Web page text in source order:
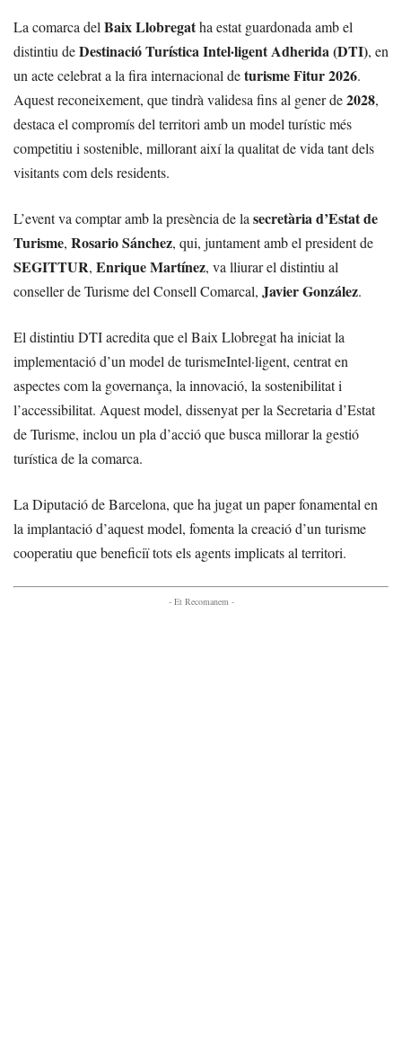
La comarca del Baix Llobregatha estat guardonada amb el
distintiu deDestinació Turística Intel·ligent Adherida (DTI), en
un acte celebrat a la fira internacional deturisme Fitur 2026.
Aquest reconeixement, que tindrà validesa fins al gener de2028,
destaca el compromís del territori amb un model turístic més
competitiu i sostenible, millorant així la qualitat de vida tant dels
visitants com dels residents.
L’event va comptar amb la presència de la secretària d’Estat de
Turisme, Rosario Sánchez, qui, juntament amb el president de
SEGITTUR, Enrique Martínez, va lliurar el distintiu al
conseller de Turisme del Consell Comarcal, Javier González.
El distintiu DTI acredita que el Baix Llobregat ha iniciat la
implementació d’un model de turismeIntel·ligent, centrat en
aspectes com la governança, la innovació, la sostenibilitat i
l’accessibilitat. Aquest model, dissenyat per la Secretaria d’Estat
de Turisme, inclou un pla d’acció que busca millorar la gestió
turística de la comarca.
La Diputació de Barcelona, que ha jugat un paper fonamental en
la implantació d’aquest model, fomenta la creació d’un turisme
cooperatiu que beneficiï tots els agents implicats al territori.
- Et Recomanem -